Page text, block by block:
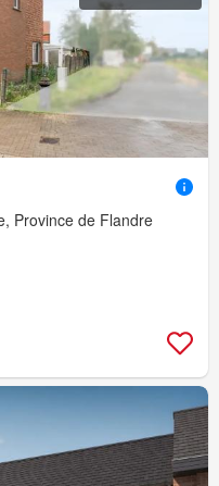
Province de Flandre